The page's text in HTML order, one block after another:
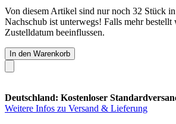
Von diesem Artikel sind nur noch 32 Stück
Nachschub ist unterwegs! Falls mehr bestellt
Zustelldatum beeinflussen.
In den Warenkorb
Deutschland: Kostenloser
Weitere Infos zu Versand & Lieferung